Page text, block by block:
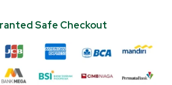
Safe Checkout